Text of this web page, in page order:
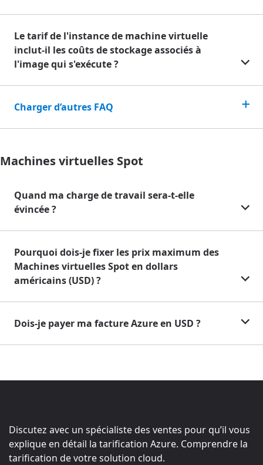
Le tarif de l'instance de machine virtuelle
inclut-il les coûts de stockage associés à
l'image qui s'exécute ?
Charger d’autres FAQ
Machines virtuelles Spot
Quand ma charge de travail sera-t-elle
évincée ?
Pourquoi dois-je fixer les prix maximum des
Machines virtuelles Spot en dollars
américains (USD) ?
Dois-je payer ma facture Azure en USD ?
Discutez avec un spécialiste des ventes pour qu’il vous
explique en détail la tarification Azure. Comprendre la
tarification de votre solution cloud.